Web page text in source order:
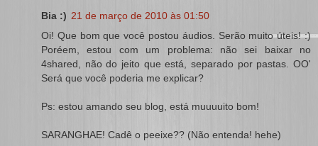
Bia :) 21 de março de 2010 às 01:50
Oi! Que bom que você postou áudios. Serão muito úteis! :)
Poréem, estou com um problema: não sei baixar no
4shared, não do jeito que está, separado por pastas. OO'
Será que você poderia me explicar?
Ps: estou amando seu blog, está muuuuito bom!
SARANGHAE! Cadê o peeixe?? (Não entenda! hehe)